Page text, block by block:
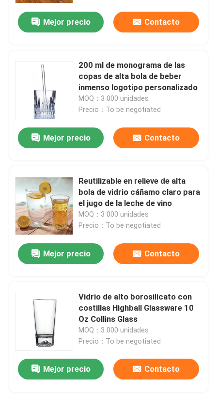
Artículos de vidrio para el hogar
Mejor precio Contacto
200 ml de monograma de las
copas de alta bola de beber
inmenso logotipo personalizado
MOQ：3 000 unidades
Precio：To be negotiated
Mejor precio Contacto
Reutilizable en relieve de alta
bola de vidrio cáñamo claro para
el jugo de la leche de vino
MOQ：3 000 unidades
Precio：To be negotiated
Mejor precio Contacto
Vidrio de alto borosilicato con
costillas Highball Glassware 10
Oz Collins Glass
MOQ：3 000 unidades
Precio：To be negotiated
Mejor precio Contacto